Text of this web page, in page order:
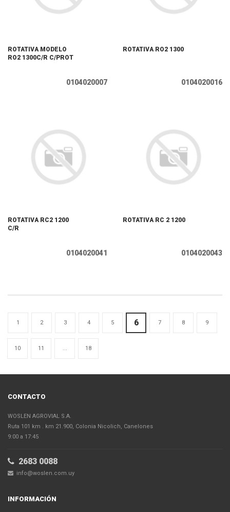
ROTATIVA MODELO
RO2 1300C/R C/PROT
0104020007
ROTATIVA RO2 1300
0104020016
ROTATIVA RC2 1200
C/R
0104020041
ROTATIVA RC 2 1200
0104020043
1 2 3 4 5 6 7 8 9
10 11 ... 18
CONTACTO
WOSLEN AGROVIAL S.A.
Ruta 101 km . km 21.900, Colonia Nicolich, Canelones
9:00 a 17:45
2683 0088
info@woslen.com.uy
INFORMACIÓN